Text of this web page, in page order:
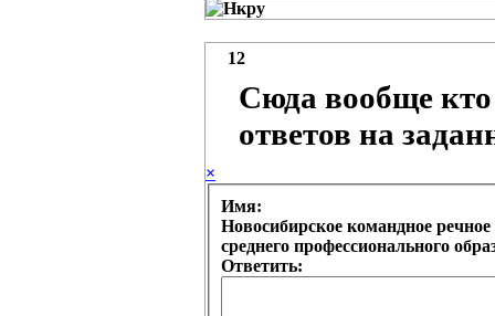
12
Сюда вообще кто
ответов на
×
Имя:
Новосибирское командное
среднего профессионального
Ответить: